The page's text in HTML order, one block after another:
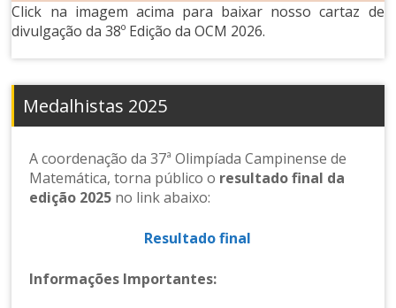
Click na imagem acima para baixar nosso cartaz de
divulgação da 38º Edição da OCM 2026.
Medalhistas 2025
A coordenação da 37ª Olimpíada Campinense de
Matemática, torna público o resultado final da
edição 2025 no link abaixo:
Resultado final
Informações Importantes: